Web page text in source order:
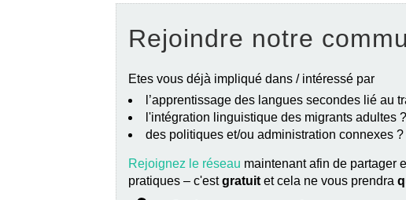
Rejoindre notre
Etes vous déjà impliqué dans / intéressé par
l’apprentissage des langues secondes lié au
l'intégration linguistique des migrants adultes ?
des politiques et/ou administration connexes ?
Rejoignez le réseau maintenant afin de partager
pratiques – c'estgratuit et cela ne vous prendra